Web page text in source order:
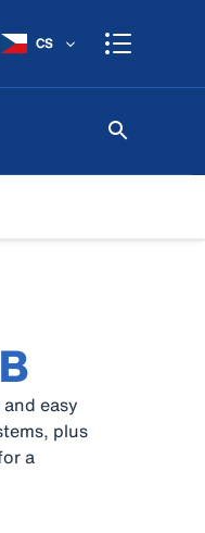
CS
easy
plus
a